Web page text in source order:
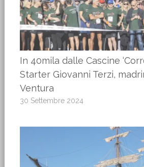
In 40mila dalle Cascine
Starter Giovanni Terzi,
Ventura
30 Settembre 2024